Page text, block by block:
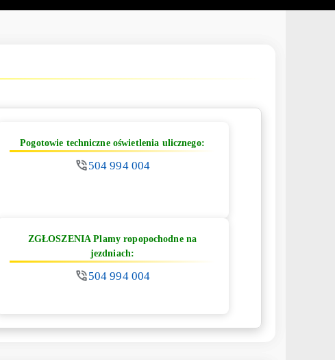
Pogotowie techniczne oświetlenia ulicznego:
504 994 004
ZGŁOSZENIA Plamy ropopochodne na
jezdniach:
504 994 004